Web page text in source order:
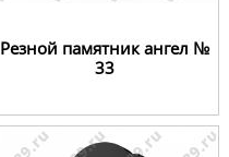
Резной памятник ангел №
33